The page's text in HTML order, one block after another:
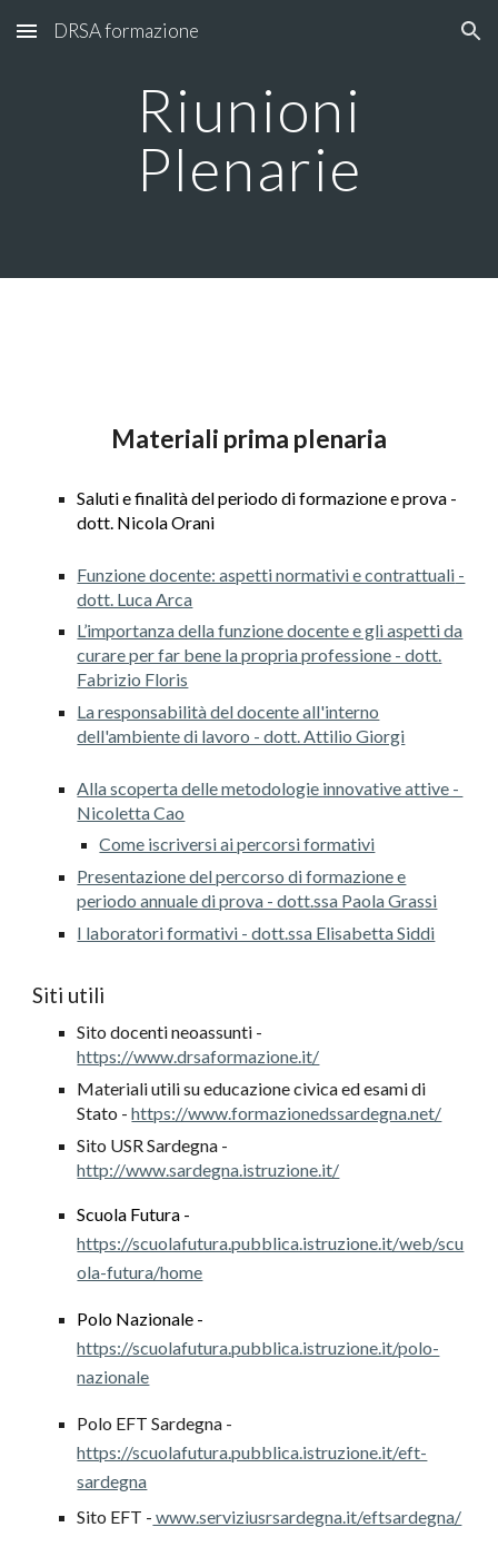
Skip to main content Skip to navigation
DRSA formazione
Riunioni
Plenarie
Materiali prima plenaria
Saluti e finalità del periodo di formazione e prova -
dott. Nicola Orani
Funzione docente: aspetti normativi e contrattuali -
dott. Luca Arca
L’importanza della funzione docente e gli aspetti da
curare per far bene la propria professione - dott.
Fabrizio Floris
La responsabilità del docente all'interno
dell'ambiente di lavoro - dott. Attilio Giorgi
Alla scoperta delle metodologie innovative attive -
Nicoletta Cao
Come iscriversi ai percorsi formativi
Presentazione del percorso di formazione e
periodo annuale di prova - dott.ssa Paola Grassi
I laboratori formativi - dott.ssa Elisabetta Siddi
Siti utili
Sito docenti neoassunti -
https://www.drsaformazione.it/
Materiali utili su educazione civica ed esami di
Stato -https://www.formazionedssardegna.net/
Sito USR Sardegna -
http://www.sardegna.istruzione.it/
Scuola Futura -
https://scuolafutura.pubblica.istruzione.it/web/scu
ola-futura/home
Polo Nazionale -
https://scuolafutura.pubblica.istruzione.it/polo-
nazionale
Polo EFT Sardegna -
https://scuolafutura.pubblica.istruzione.it/eft-
sardegna
Sito EFT - www.serviziusrsardegna.it/eftsardegna/